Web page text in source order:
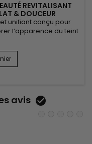
REVITALISANT
& DOUCEUR
unifiant conçu pour
l’apparence du teint
Beauty Bar Soap
de raisin, l’extrait
E, le glutathion et le
aide à...
avis 